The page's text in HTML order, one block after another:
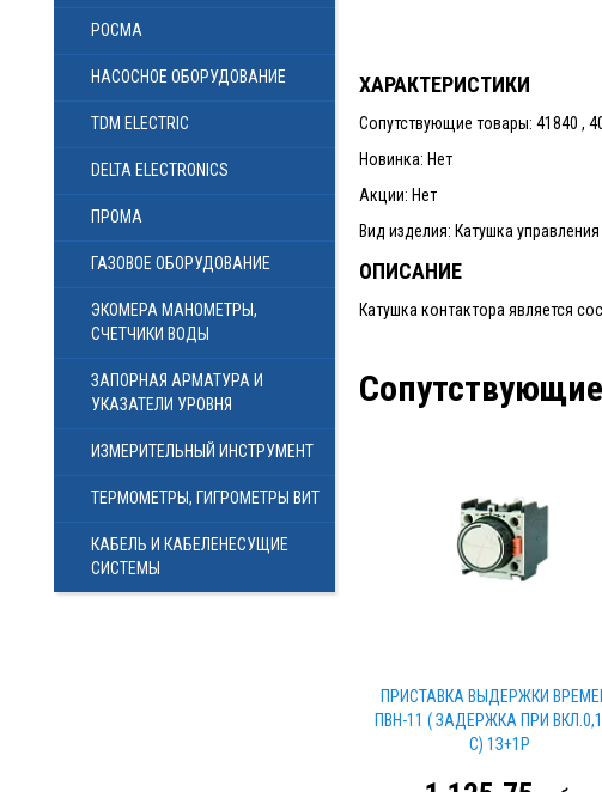
РОСМА
НАСОСНОЕ ОБОРУДОВАНИЕ
TDM ELECTRIC
DELTA ELECTRONICS
ПРОМА
ГАЗОВОЕ ОБОРУДОВАНИЕ
ЭКОМЕРА МАНОМЕТРЫ,
СЧЕТЧИКИ ВОДЫ
ЗАПОРНАЯ АРМАТУРА И
УКАЗАТЕЛИ УРОВНЯ
ИЗМЕРИТЕЛЬНЫЙ ИНСТРУМЕНТ
ТЕРМОМЕТРЫ, ГИГРОМЕТРЫ ВИТ
КАБЕЛЬ И КАБЕЛЕНЕСУЩИЕ
СИСТЕМЫ
ХАРАКТЕРИСТИКИ
Сопутствующие товары: 41840 ,
Новинка: Нет
Акции: Нет
Вид изделия: Катушка управления
ОПИСАНИЕ
Катушка контактора является
ПРИСТАВКА ВЫДЕРЖКИ
ПВН-11 ( ЗАДЕРЖКА ПРИ
С) 1З+1Р